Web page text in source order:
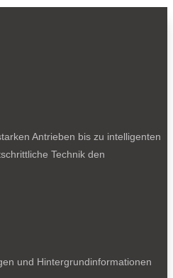
Antrieben bis zu intelligenten
Technik den
und Hintergrundinformationen